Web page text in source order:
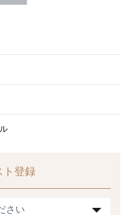
ト登録